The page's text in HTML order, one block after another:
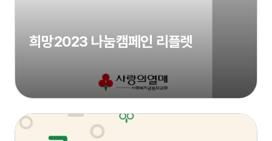
희망2023 나눔캠페인 리플렛